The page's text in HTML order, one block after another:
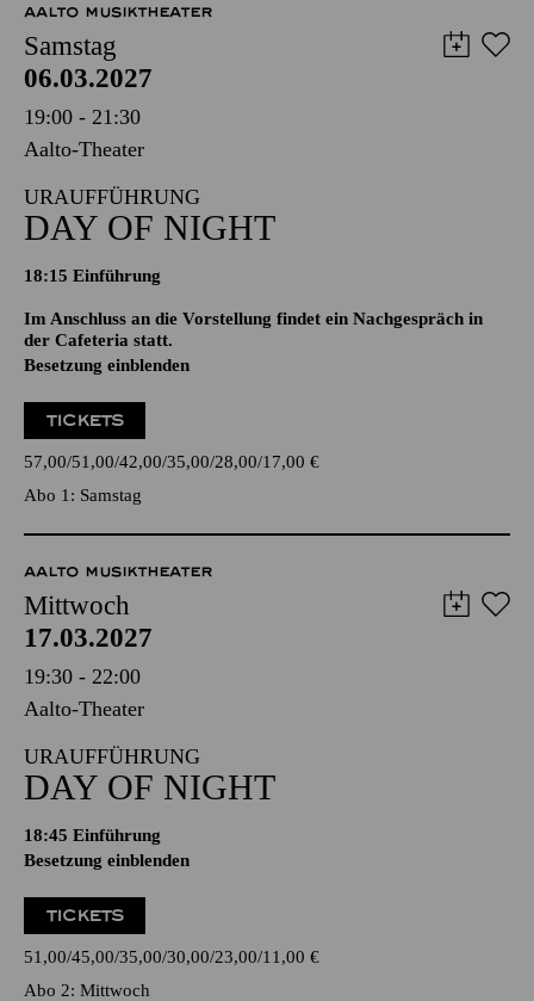
AALTO MUSIKTHEATER
Samstag
06.03.2027
19:00 - 21:30
Aalto-Theater
URAUFFÜHRUNG
DAY OF NIGHT
18:15 Einführung
Im Anschluss an die Vorstellung findet ein Nachgespräch in
der Cafeteria statt.
Besetzung einblenden
TICKETS
57,00 51,00 42,00 35,00 28,00 17,00 €
Abo 1: Samstag
AALTO MUSIKTHEATER
Mittwoch
17.03.2027
19:30 - 22:00
Aalto-Theater
URAUFFÜHRUNG
DAY OF NIGHT
18:45 Einführung
Besetzung einblenden
TICKETS
51,00 45,00 35,00 30,00 23,00 11,00 €
Abo 2: Mittwoch